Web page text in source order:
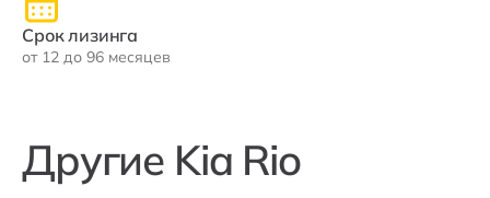
Срок лизинга
от 12 до 96 месяцев
Другие Kia Rio